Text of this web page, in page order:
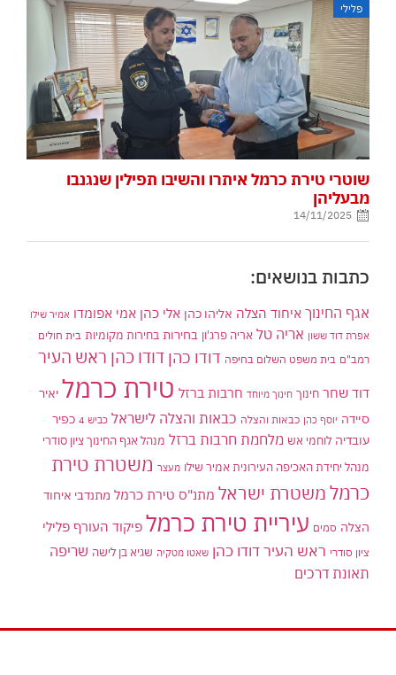
פלילי
שוטרי טירת כרמל איתרו והשיבו תפילין שנגנבו
מבעליהן
14/11/2025
כתבות בנושאים:
אגף החינוך איחוד הצלה אליהו כהן אלי כהן אמי אפומדו אמיר שילו
אפרת דוד ששון אריה טל אריה פרג'ון בחירות בחירות מקומיות בית חולים
רמב"ם בית משפט השלום בחיפה דודו כהן דודו כהן ראש העיר
דוד שחר חינוך חינוך מיוחד חרבות ברזל טירת כרמל יאיר
סיידה יוסף כהן כבאות והצלה כבאות והצלה לישראל כביש 4
כפיר
עובדיה לוחמי אש מלחמת חרבות ברזל מנהל אגף החינוך ציון סודרי
מנהל יחידת האכיפה העירונית אמיר שילו מעצר משטרת טירת
כרמלמשטרת ישראל מתנ"ס טירת כרמל מתנדבי איחוד
הצלה סמים עיריית טירת כרמל פיקוד העורף פלילי
ציון סודרי ראש העיר דודו כהן שאטו מטקיה שגיא בן לישה שריפה
תאונת דרכים